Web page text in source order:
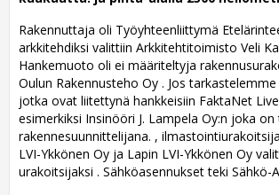
Rakennuttaja oli Työyhteenliittymä
arkkitehdiksi valittiin Arkkitehtitoimisto Veli
Hankemuoto oli ei määriteltyja
Oulun Rakennusteho Oy . Jos
jotka ovat liitettynä hankkeisiin FaktaNet
esimerkiksi Insinööri J. Lampela Oy:n joka
rakennesuunnittelijana. ,
LVI-Ykkönen Oy ja Lapin LVI-Ykkönen Oy
urakoitsijaksi . Sähköasennukset teki Sähkö-